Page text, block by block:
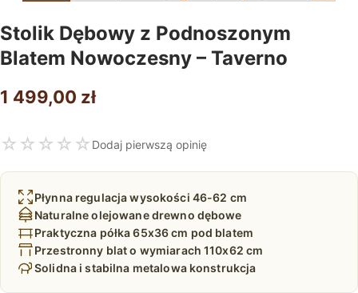
Stolik Dębowy z Podnoszonym
Blatem Nowoczesny – Taverno
1 499,00 zł
☆ ☆ ☆ ☆ ☆ Dodaj pierwszą opinię
Płynna regulacja wysokości 46-62 cm
Naturalne olejowane drewno dębowe
Praktyczna półka 65x36 cm pod blatem
Przestronny blat o wymiarach 110x62 cm
Solidna i stabilna metalowa konstrukcja